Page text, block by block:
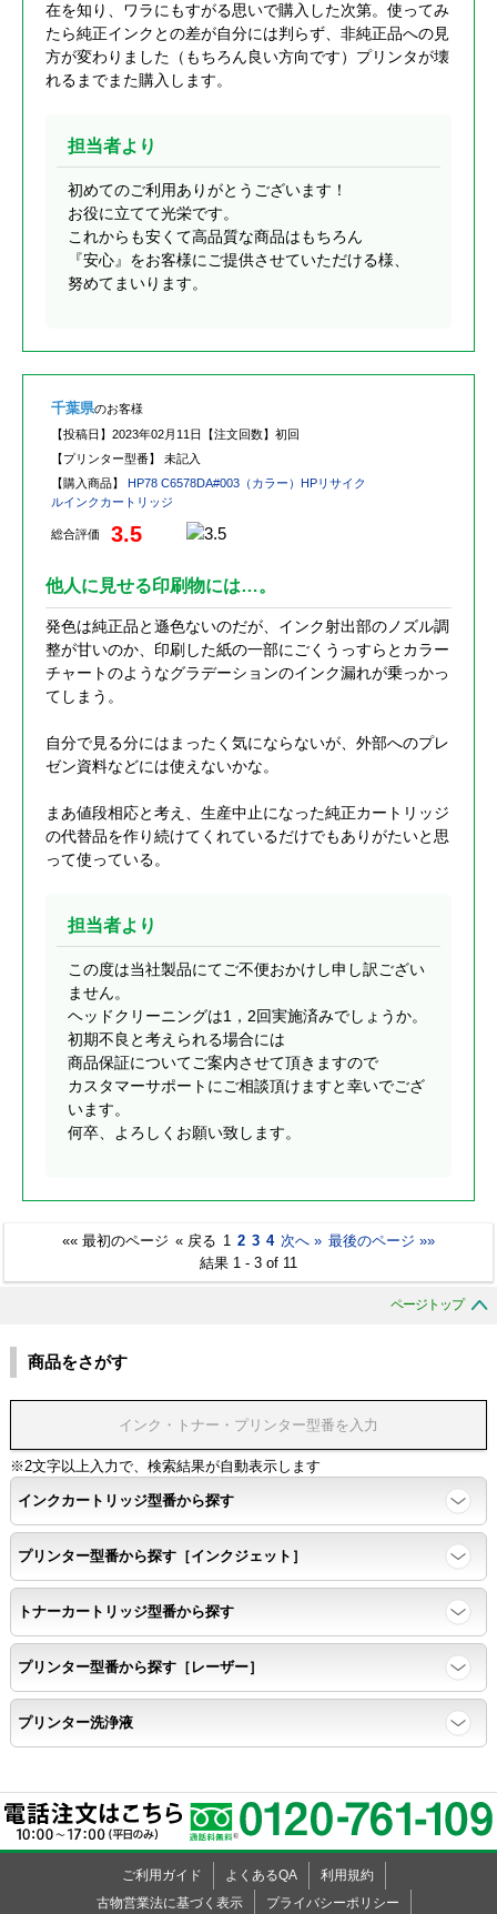
在を知り、ワラにもすがる思いで購入した次第。使ってみ
たら純正インクとの差が自分には判らず、非純正品への見
方が変わりました（もちろん良い方向です）プリンタが壊
れるまでまた購入します。
担当者より
初めてのご利用ありがとうございます！
お役に立てて光栄です。
これからも安くて高品質な商品はもちろん
『安心』をお客様にご提供させていただける様、
努めてまいります。
千葉県のお客様
【投稿日】 2023年02月11日 【注文回数】 初回
【プリンター型番】 未記入
【購入商品】 HP78 C6578DA#003（カラー）HPリサイク
ルインクカートリッジ
総合評価 3.5
他人に見せる印刷物には…。
発色は純正品と遜色ないのだが、インク射出部のノズル調
整が甘いのか、印刷した紙の一部にごくうっすらとカラー
チャートのようなグラデーションのインク漏れが乗っかっ
てしまう。
自分で見る分にはまったく気にならないが、外部へのプレ
ゼン資料などには使えないかな。
まあ値段相応と考え、生産中止になった純正カートリッジ
の代替品を作り続けてくれているだけでもありがたいと思
って使っている。
担当者より
この度は当社製品にてご不便おかけし申し訳ござい
ません。
ヘッドクリーニングは1，2回実施済みでしょうか。
初期不良と考えられる場合には
商品保証についてご案内させて頂きますので
カスタマーサポートにご相談頂けますと幸いでござ
います。
何卒、よろしくお願い致します。
«« 最初のページ « 戻る 1 2 3 4 次へ » 最後のページ »»
結果 1 - 3 of 11
ページトップ
商品をさがす
※2文字以上入力で、検索結果が自動表示します
インクカートリッジ型番から探す
プリンター型番から探す［インクジェット］
トナーカートリッジ型番から探す
プリンター型番から探す［レーザー］
プリンター洗浄液
ご利用ガイド よくあるQA
利用規約
古物営業法に基づく表示
プライバシーポリシー